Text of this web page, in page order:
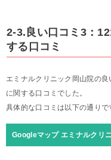
2-3.良い口コミ3：
する口コミ
エミナルクリニック岡山院の
に関する口コミでした。
具体的な口コミは以下の通りで
Googleマップ エミナルクリ